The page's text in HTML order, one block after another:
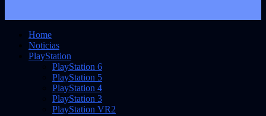
Home
Noticias
PlayStation
PlayStation 6
PlayStation 5
PlayStation 4
PlayStation 3
PlayStation VR2